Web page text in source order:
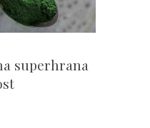
superhrana